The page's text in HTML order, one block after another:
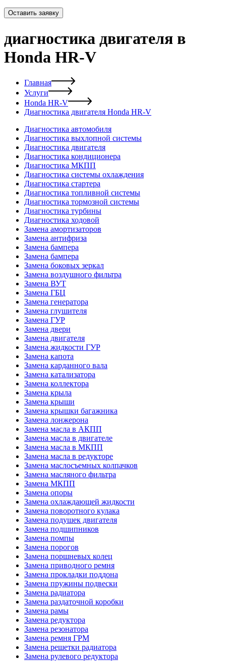
Оставить заявку
диагностика двигателя в
Honda HR-V
Главная
Услуги
Honda HR-V
Диагностика двигателя Honda HR-V
Диагностика автомобиля
Диагностика выхлопной системы
Диагностика двигателя
Диагностика кондиционера
Диагностика МКПП
Диагностика системы охлаждения
Диагностика стартера
Диагностика топливной системы
Диагностика тормозной системы
Диагностика турбины
Диагностика ходовой
Замена амортизаторов
Замена антифриза
Замена бампера
Замена бампера
Замена боковых зеркал
Замена воздушного фильтра
Замена ВУТ
Замена ГБЦ
Замена генератора
Замена глушителя
Замена ГУР
Замена двери
Замена двигателя
Замена жидкости ГУР
Замена капота
Замена карданного вала
Замена катализатора
Замена коллектора
Замена крыла
Замена крыши
Замена крышки багажника
Замена лонжерона
Замена масла в АКПП
Замена масла в двигателе
Замена масла в МКПП
Замена масла в редукторе
Замена маслосъемных колпачков
Замена масляного фильтра
Замена МКПП
Замена опоры
Замена охлаждающей жидкости
Замена поворотного кулака
Замена подушек двигателя
Замена подшипников
Замена помпы
Замена порогов
Замена поршневых колец
Замена приводного ремня
Замена прокладки поддона
Замена пружины подвески
Замена радиатора
Замена раздаточной коробки
Замена рамы
Замена редуктора
Замена резонатора
Замена ремня ГРМ
Замена решетки радиатора
Замена рулевого редуктора